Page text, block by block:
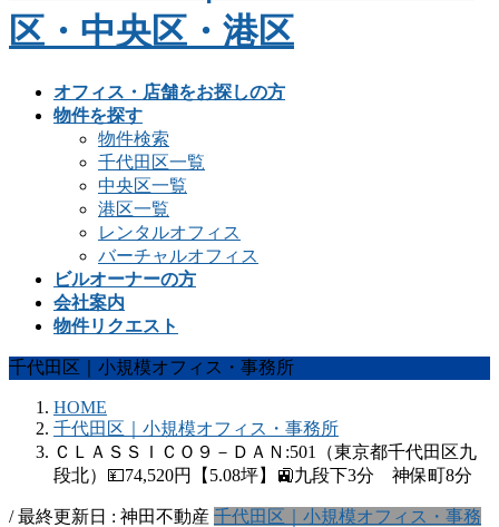
オフィス・店舗をお探しの方
物件を探す
物件検索
千代田区一覧
中央区一覧
港区一覧
レンタルオフィス
バーチャルオフィス
ビルオーナーの方
会社案内
物件リクエスト
千代田区｜小規模オフィス・事務所
HOME
千代田区｜小規模オフィス・事務所
ＣＬＡＳＳＩＣＯ９－ＤＡＮ:501（東京都千代田区九
段北）💴74,520円【5.08坪】🚉九段下3分 神保町8分
/ 最終更新日 : 神田不動産 千代田区｜小規模オフィス・事務